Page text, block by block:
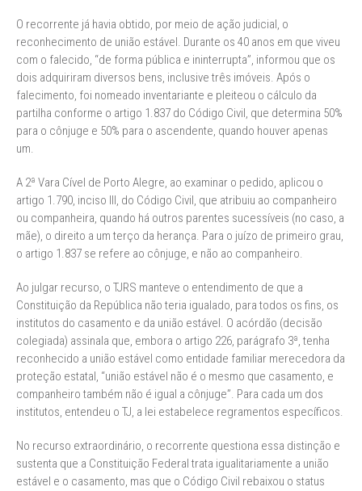
O recorrente já havia obtido, por meio de ação judicial, o
reconhecimento de união estável. Durante os 40 anos em que viveu
com o falecido, “de forma pública e ininterrupta”, informou que os
dois adquiriram diversos bens, inclusive três imóveis. Após o
falecimento, foi nomeado inventariante e pleiteou o cálculo da
partilha conforme o artigo 1.837 do Código Civil, que determina 50%
para o cônjuge e 50% para o ascendente, quando houver apenas
um.
A 2ª Vara Cível de Porto Alegre, ao examinar o pedido, aplicou o
artigo 1.790, inciso III, do Código Civil, que atribuiu ao companheiro
ou companheira, quando há outros parentes sucessíveis (no caso, a
mãe), o direito a um terço da herança. Para o juízo de primeiro grau,
o artigo 1.837 se refere ao cônjuge, e não ao companheiro.
Ao julgar recurso, o TJRS manteve o entendimento de que a
Constituição da República não teria igualado, para todos os fins, os
institutos do casamento e da união estável. O acórdão (decisão
colegiada) assinala que, embora o artigo 226, parágrafo 3ª, tenha
reconhecido a união estável como entidade familiar merecedora da
proteção estatal, “união estável não é o mesmo que casamento, e
companheiro também não é igual a cônjuge”. Para cada um dos
institutos, entendeu o TJ, a lei estabelece regramentos específicos.
No recurso extraordinário, o recorrente questiona essa distinção e
sustenta que a Constituição Federal trata igualitariamente a união
estável e o casamento, mas que o Código Civil rebaixou o status